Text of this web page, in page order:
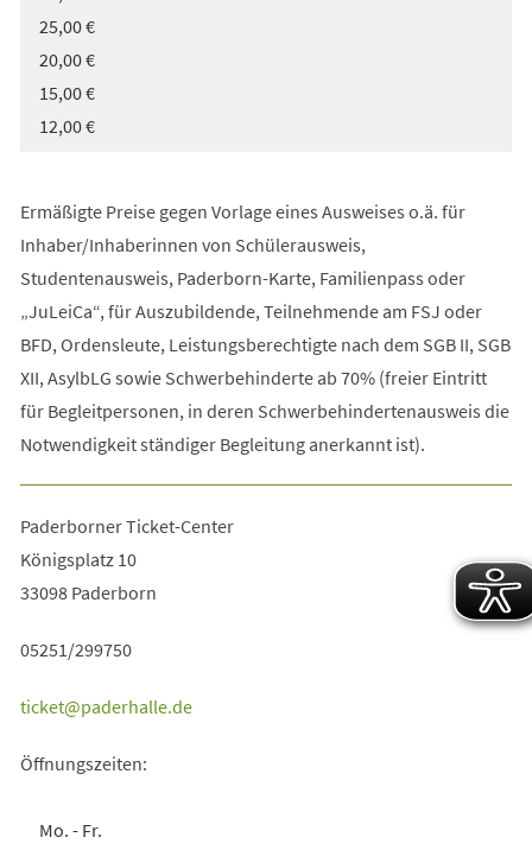
25,00 €
20,00 €
15,00 €
12,00 €
Ermäßigte Preise gegen Vorlage eines Ausweises o.ä. für
Inhaber/Inhaberinnen von Schülerausweis,
Studentenausweis, Paderborn-Karte, Familienpass oder
„JuLeiCa“, für Auszubildende, Teilnehmende am FSJ oder
BFD, Ordensleute, Leistungsberechtigte nach dem SGB II, SGB
XII, AsylbLG sowie Schwerbehinderte ab 70% (freier Eintritt
für Begleitpersonen, in deren Schwerbehindertenausweis die
Notwendigkeit ständiger Begleitung anerkannt ist).
Paderborner Ticket-Center
Königsplatz 10
33098 Paderborn
05251/299750
ticket paderhalle de
Öffnungszeiten:
Mo. - Fr.